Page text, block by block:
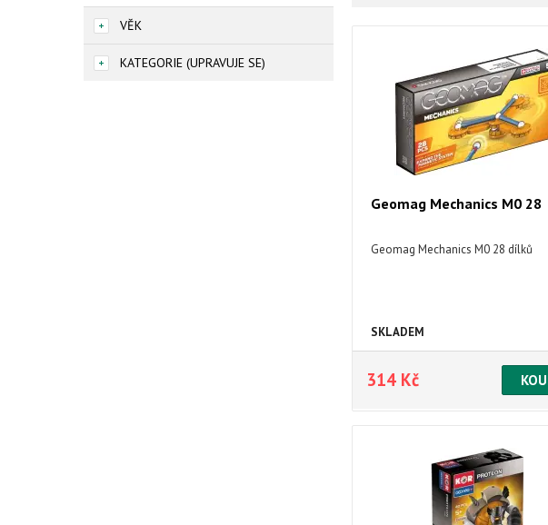
VĚK
KATEGORIE (UPRAVUJE SE)
Geomag Mechanics M0 28
Geomag Mechanics M0 28 dílků
SKLADEM
314 Kč